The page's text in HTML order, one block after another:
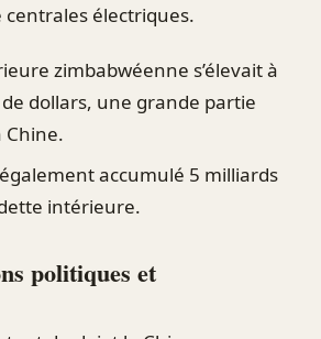
centrales électriques.
zimbabwéenne s’élevait à
dollars, une grande partie
Chine.
accumulé 5 milliards
intérieure.
politiques et